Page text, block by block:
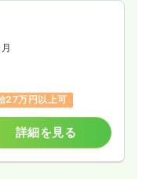
27万円以上可
詳細を見る